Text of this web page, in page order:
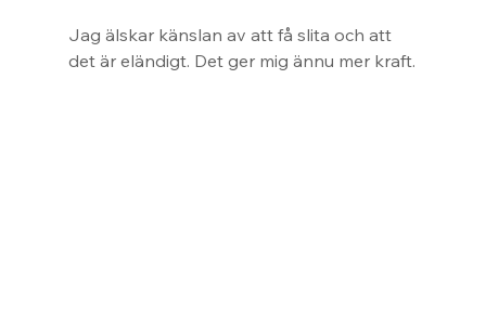
Jag älskar känslan av att få slita och att
det är eländigt. Det ger mig ännu mer kraft.